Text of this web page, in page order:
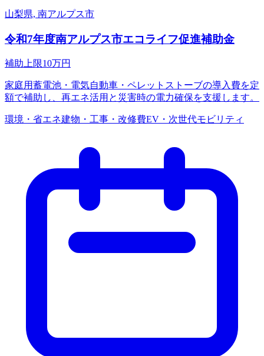
山梨県, 南アルプス市
令和7年度南アルプス市エコライフ促進補助金
補助上限10万円
家庭用蓄電池・電気自動車・ペレットストーブの導入費を定
額で補助し、再エネ活用と災害時の電力確保を支援します。
環境・省エネ建物・工事・改修費EV・次世代モビリティ